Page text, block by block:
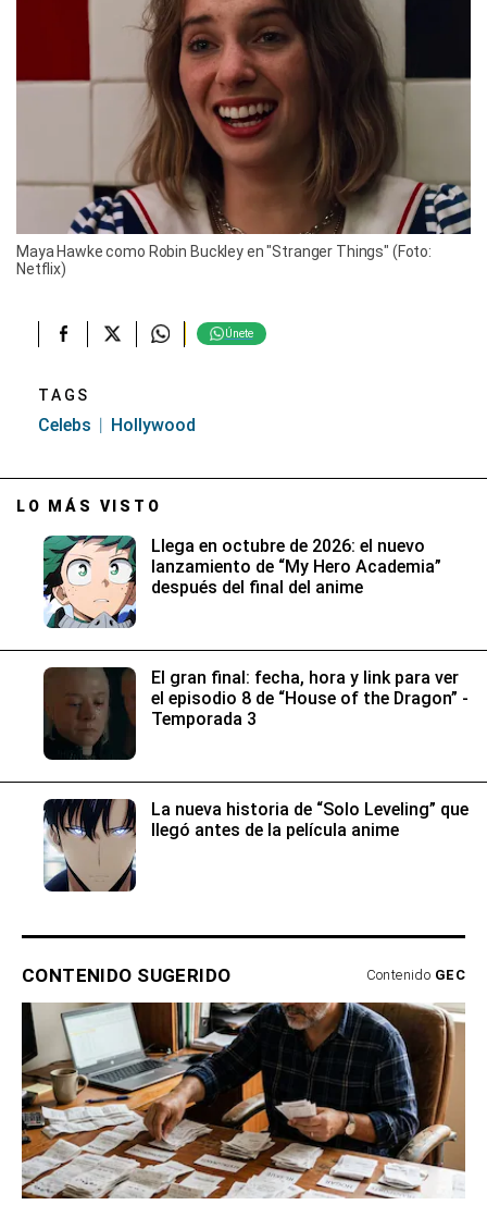
Maya Hawke como Robin Buckley en "Stranger Things" (Foto:
Netflix)
Únete
TAGS
Celebs Hollywood
LO MÁS VISTO
Llega en octubre de 2026: el nuevo
lanzamiento de “My Hero Academia”
después del final del anime
El gran final: fecha, hora y link para ver
el episodio 8 de “House of the Dragon” -
Temporada 3
La nueva historia de “Solo Leveling” que
llegó antes de la película anime
CONTENIDO SUGERIDO Contenido GEC